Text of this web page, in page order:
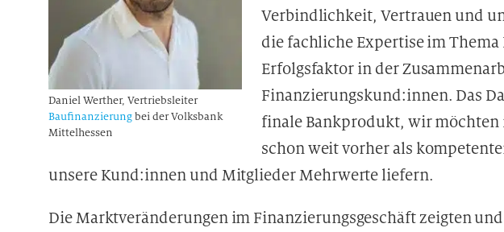
Daniel Werther, Vertriebsleiter
Baufinanzierungbei der Volksbank
Mittelhessen
Verbindlichkeit, Vertrauen und
die fachliche Expertise im
Erfolgsfaktor in der
Finanzierungskund:innen. Das
finale Bankprodukt, wir
schon weit vorher als
unsere Kund:innen und Mitglieder Mehrwerte liefern.
Die Marktveränderungen im Finanzierungsgeschäft zeigten